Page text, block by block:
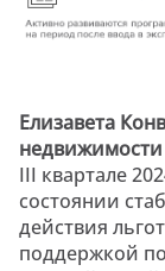
Елизавета
недвижимости
III квартале
состоянии
действия
поддержкой